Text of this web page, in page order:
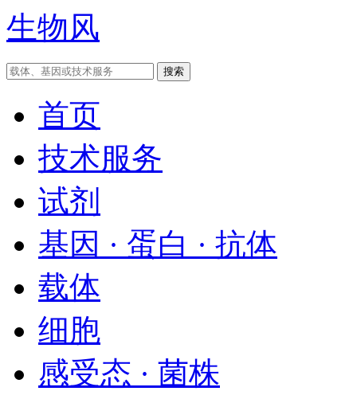
生物风
首页
技术服务
试剂
基因 · 蛋白 · 抗体
载体
细胞
感受态 · 菌株